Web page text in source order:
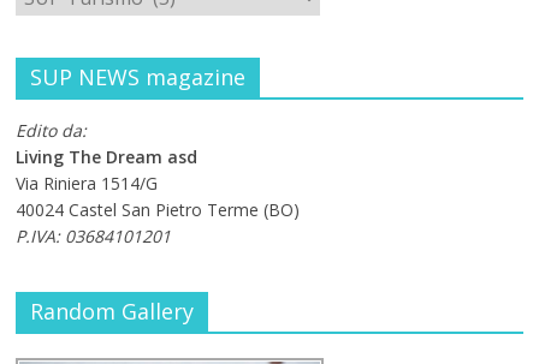
SUP NEWS magazine
Edito da:
Living The Dream asd
Via Riniera 1514/G
40024 Castel San Pietro Terme (BO)
P.IVA: 03684101201
Random Gallery